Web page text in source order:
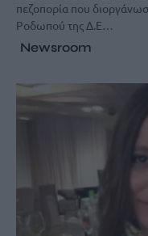
πεζοπορία που
Ροδωπού της Δ.Ε…
Newsroom